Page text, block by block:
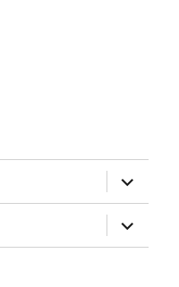
öffnen
öffnen